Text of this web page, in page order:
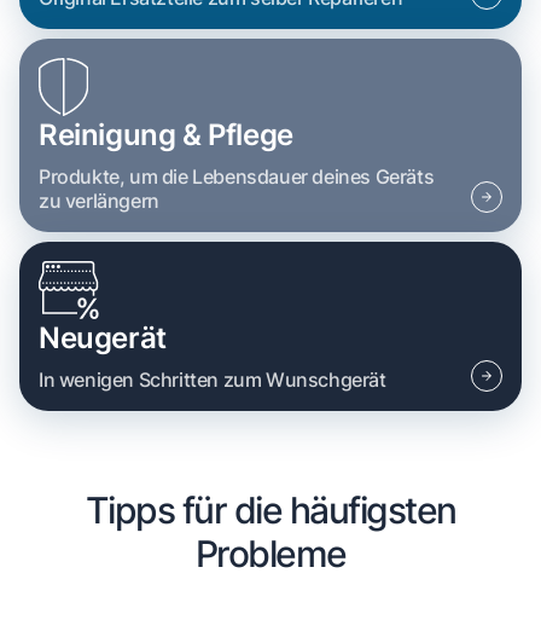
Reinigung & Pflege
Produkte, um die Lebensdauer deines Geräts
zu verlängern
Neugerät
In wenigen Schritten zum Wunschgerät
Tipps für die häufigsten
Probleme